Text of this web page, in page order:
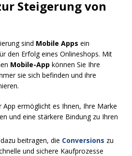
Steigerung von
sind Mobile Apps ein
den Erfolg eines Onlineshops. Mit
Mobile-App können Sie Ihre
sie sich befinden und ihre
App ermöglicht es Ihnen, Ihre Marke
und eine stärkere Bindung zu Ihren
beitragen, die Conversions zu
und sichere Kaufprozesse